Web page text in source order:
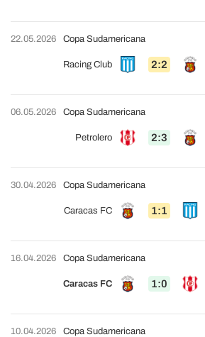
22.05.2026
Racing Club 2:2
Copa Sudamericana
06.05.2026
Petrolero 2:3
Copa Sudamericana
30.04.2026
Caracas FC 1:1
Copa Sudamericana
16.04.2026
Caracas FC 1:0
Copa Sudamericana
10.04.2026 Copa Sudamericana